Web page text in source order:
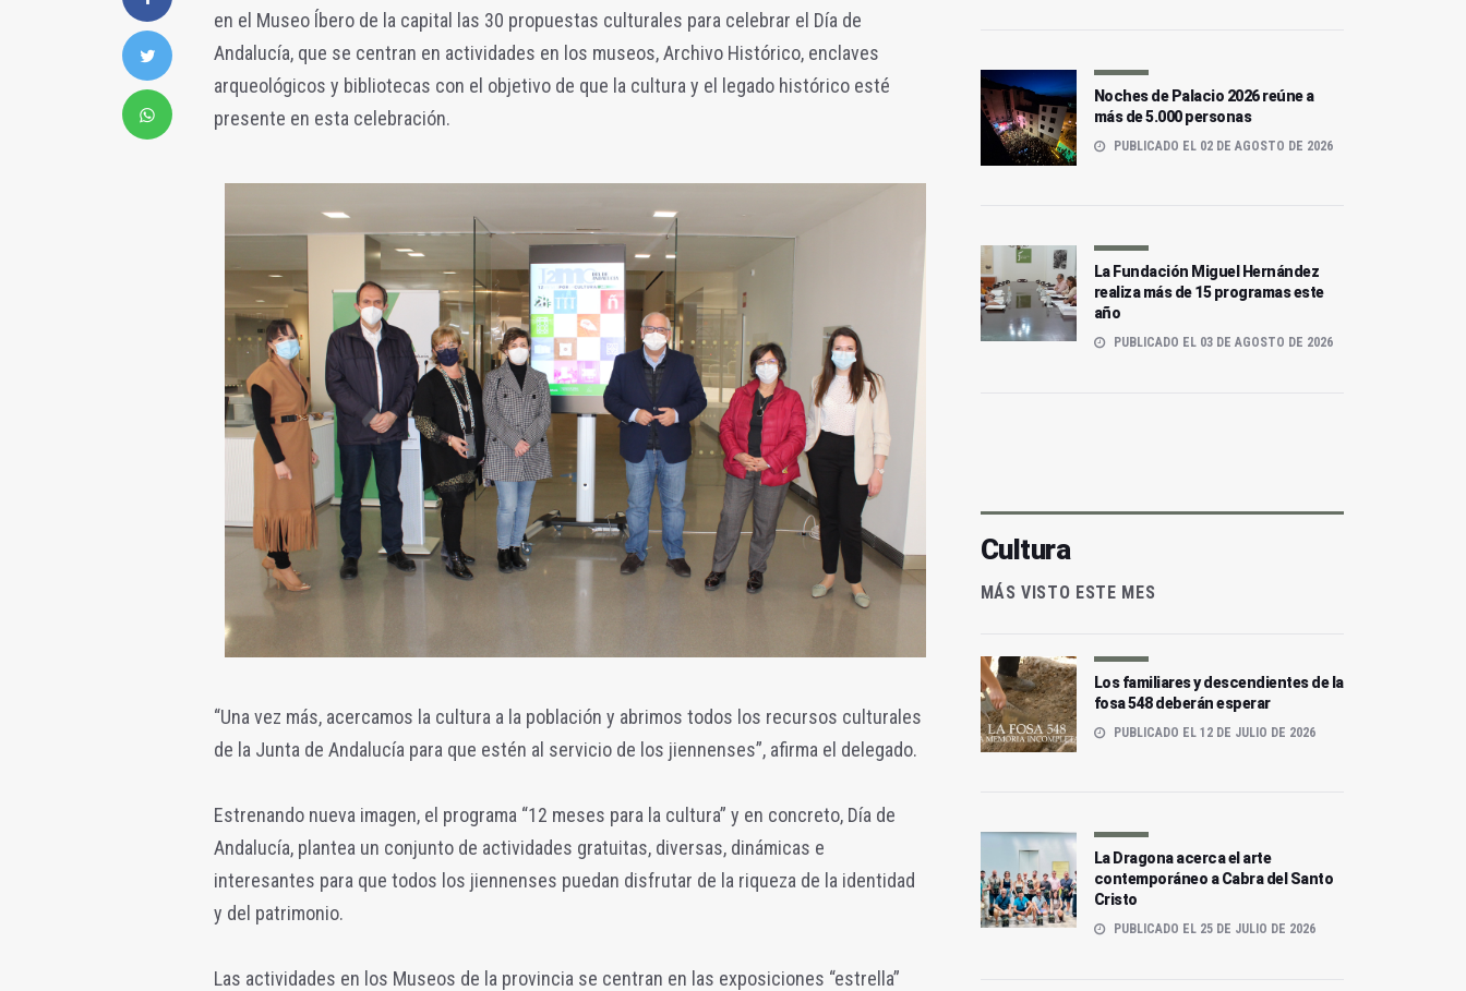
en el Museo Íbero de la capital las 30 propuestas culturales para celebrar el Día de
Andalucía, que se centran en actividades en los museos, Archivo Histórico, enclaves
arqueológicos y bibliotecas con el objetivo de que la cultura y el legado histórico esté
presente en esta celebración.
“Una vez más, acercamos la cultura a la población y abrimos todos los recursos culturales
de la Junta de Andalucía para que estén al servicio de los jiennenses”, afirma el delegado.
Estrenando nueva imagen, el programa “12 meses para la cultura” y en concreto, Día de
Andalucía, plantea un conjunto de actividades gratuitas, diversas, dinámicas e
interesantes para que todos los jiennenses puedan disfrutar de la riqueza de la identidad
y del patrimonio.
Las actividades en los Museos de la provincia se centran en las exposiciones “estrella”
Noches de Palacio 2026 reúne a
más de 5.000 personas
PUBLICADO EL 02 DE AGOSTO DE 2026
La Fundación Miguel Hernández
realiza más de 15 programas este
año
PUBLICADO EL 03 DE AGOSTO DE 2026
Cultura
MÁS VISTO ESTE MES
Los familiares y descendientes de la
fosa 548 deberán esperar
PUBLICADO EL 12 DE JULIO DE 2026
La Dragona acerca el arte
contemporáneo a Cabra del Santo
Cristo
PUBLICADO EL 25 DE JULIO DE 2026